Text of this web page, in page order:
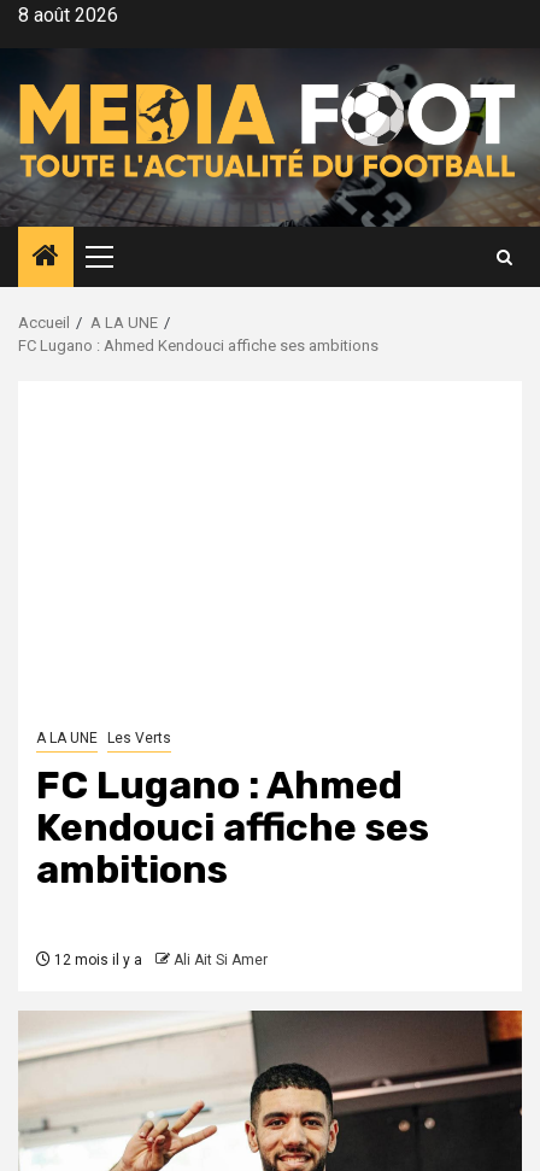
Aller8 août 2026
Menu
principal
Accueil
A LA UNE
FC Lugano : Ahmed Kendouci affiche ses ambitions
A LA UNE Les Verts
FC Lugano : Ahmed
Kendouci affiche ses
ambitions
12 mois il y a Ali Ait Si Amer